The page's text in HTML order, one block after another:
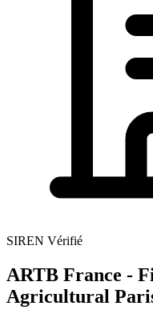
SIREN Vérifié
ARTB France -
Agricultural